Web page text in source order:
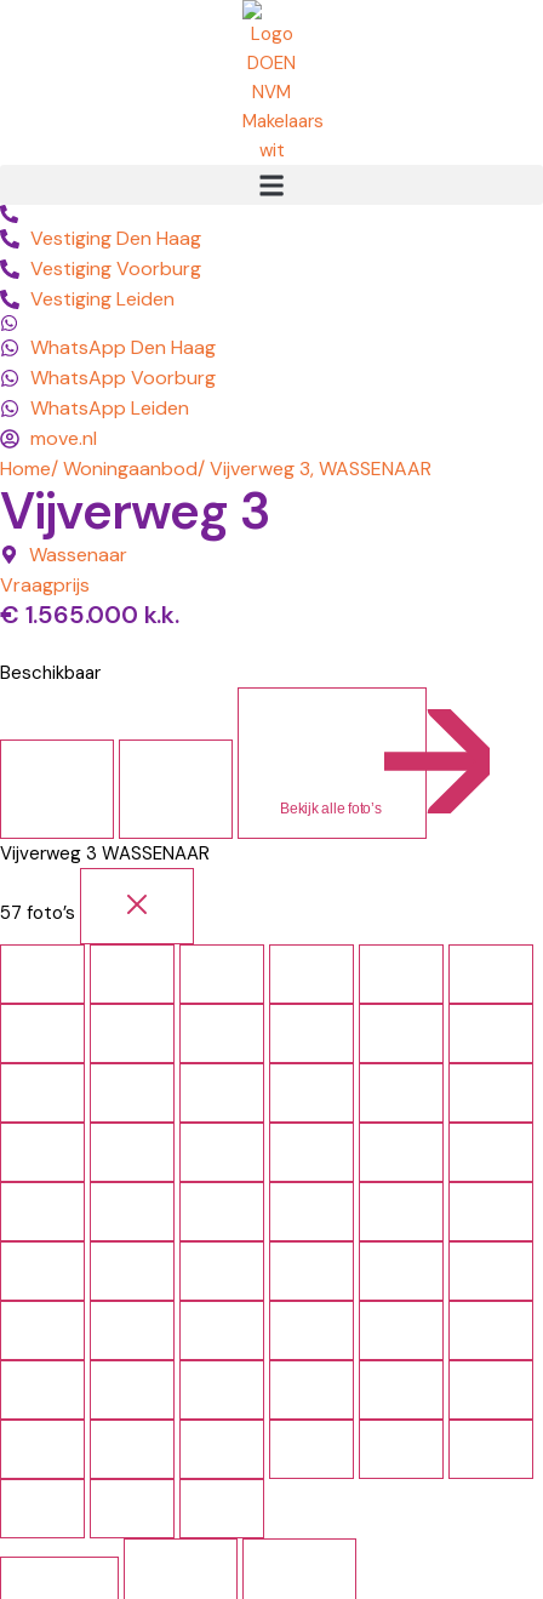
Vestiging Den Haag
Vestiging Voorburg
Vestiging Leiden
WhatsApp Den Haag
WhatsApp Voorburg
WhatsApp Leiden
move.nl
Home/ Woningaanbod/ Vijverweg 3, WASSENAAR
Vijverweg 3
Wassenaar
Vraagprijs
€ 1.565.000 k.k.
Beschikbaar
Bekijk alle foto’s
Vijverweg 3 WASSENAAR
57 foto’s